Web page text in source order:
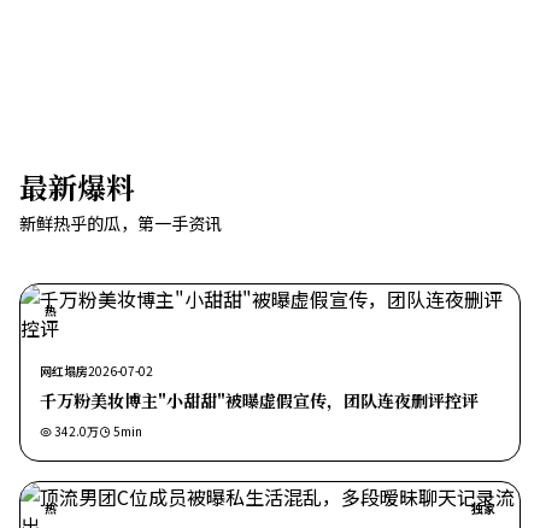
最新爆料
新鲜热乎的瓜，第一手资讯
热
网红塌房2026-07-02
千万粉美妆博主"小甜甜"被曝虚假宣传，团队连夜删评控评
342.0万 5min
热 独家